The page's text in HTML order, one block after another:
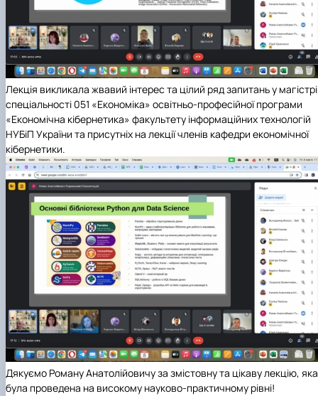
Лекція викликала жвавий інтерес та цілий ряд запитань у
спеціальності 051 «Економіка» освітньо-професійної програми
«Економічна кібернетика» факультету інформаційних технологій
НУБіП України та присутніх на лекції членів кафедри економічної
кібернетики.
Дякуємо Роману Анатолійовичу за змістовну та цікаву лекцію, яка
була проведена на високому науково-практичному рівні!